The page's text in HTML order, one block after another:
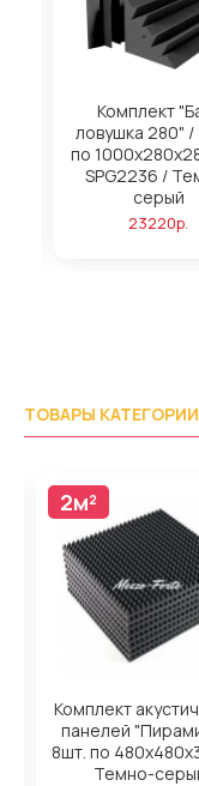
Комплект
ловушка 280" /
по
SPG2236 /
серый
23220р.
ТОВАРЫ КАТЕГОРИИ
2м²
Комплект
панелей
8шт. по
Темно-